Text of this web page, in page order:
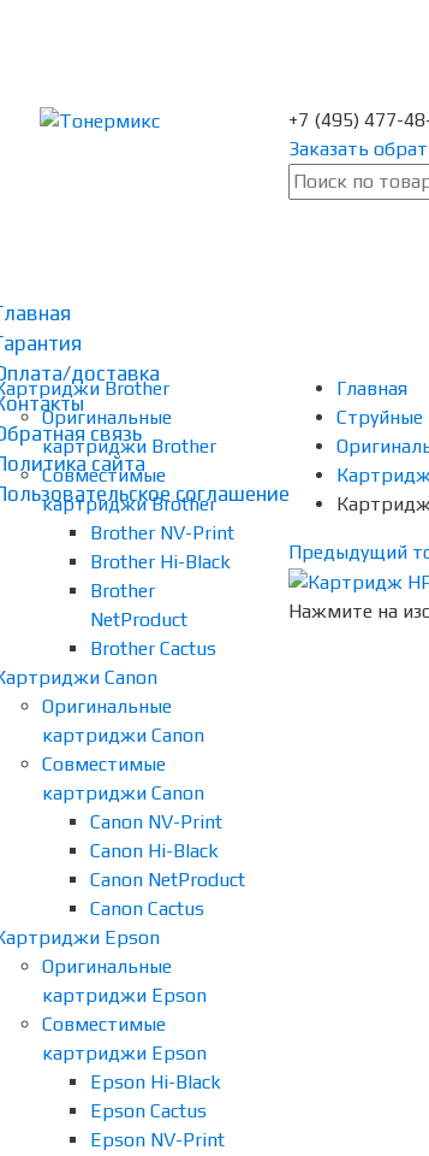
+7 (495) 477-
Заказать
доставка
связь
сайта
соглашение
Brother
Оригинальные
картриджи Brother
Совместимые
картриджи Brother
Brother NV-Print
Brother Hi-Black
Brother
NetProduct
Brother Cactus
Canon
Оригинальные
картриджи Canon
Совместимые
картриджи Canon
Canon NV-Print
Canon Hi-Black
Canon NetProduct
Canon Cactus
Epson
Оригинальные
картриджи Epson
Совместимые
картриджи Epson
Epson Hi-Black
Epson Cactus
Epson NV-Print
Главная
Предыдущий
Нажмите на